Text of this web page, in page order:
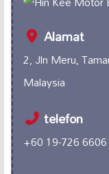
Alamat
2, Jln Meru,
Malaysia
telefon
+60 19-726 6606